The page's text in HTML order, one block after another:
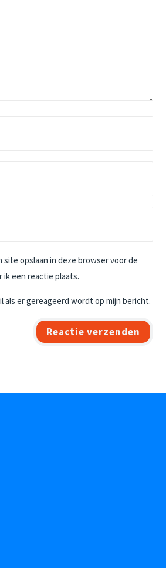
site opslaan in deze browser voor de
ik een reactie plaats.
als er gereageerd wordt op mijn bericht.
Reactie verzenden